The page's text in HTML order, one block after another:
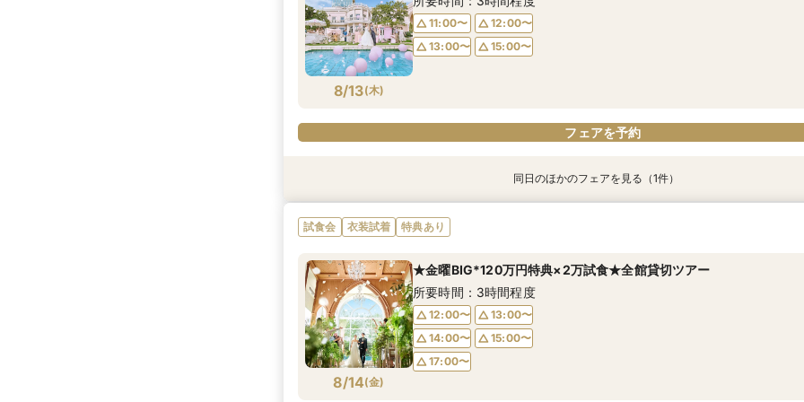
8/11(火)
9:00〜
13:30〜
14:00〜
14:30〜
8/11(火)
8/11(火)
8/11(火)
8/11(火)
8/11(火)
8/13(木)
11:00〜
12:00〜
13:00〜
15:00〜
フェアを予約
8/13(木)
＼初めて見学におすすめ*挙式料全額OFF／全館見学×演出×絶品試
12:00〜
13:00〜
15:00〜
16:00〜
同日のほかのフェアを見る（1件）
試食会 衣装試着 特典あり
8/14(金)
★金曜BIG*120万円特典×2万試食★全館貸切ツアー
所要時間：3時間程度
12:00〜
13:00〜
14:00〜
15:00〜
17:00〜